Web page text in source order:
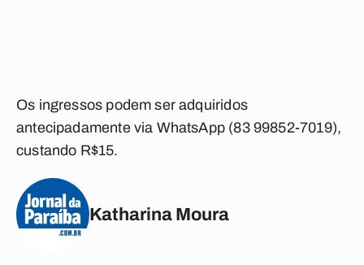
Os ingressos podem ser adquiridos
antecipadamente via WhatsApp (83 99852-7019),
custando R$15.
Katharina Moura